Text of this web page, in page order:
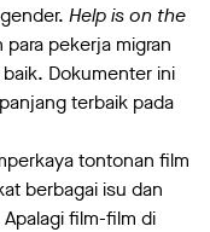
Help is on the
pekerja migran
Dokumenter ini
terbaik pada
tontonan film
berbagai isu dan
film-film di